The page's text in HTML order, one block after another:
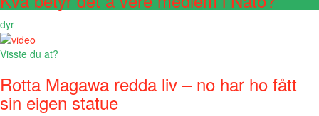
dyr
Visste du at?
Rotta Magawa redda liv – no har ho fått
sin eigen statue